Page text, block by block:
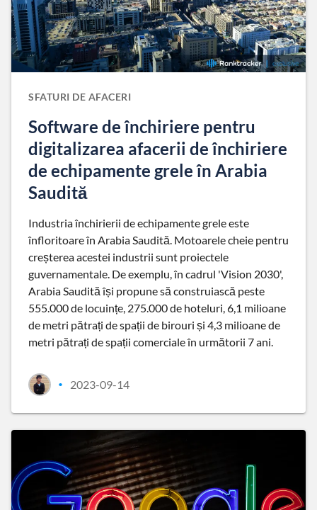
SFATURI DE AFACERI
Software de închiriere pentru
digitalizarea afacerii de închiriere
de echipamente grele în Arabia
Saudită
Industria închirierii de echipamente grele este
înfloritoare în Arabia Saudită. Motoarele cheie pentru
creșterea acestei industrii sunt proiectele
guvernamentale. De exemplu, în cadrul 'Vision 2030',
Arabia Saudită își propune să construiască peste
555.000 de locuințe, 275.000 de hoteluri, 6,1 milioane
de metri pătrați de spații de birouri și 4,3 milioane de
metri pătrați de spații comerciale în următorii 7 ani.
• 2023-09-14